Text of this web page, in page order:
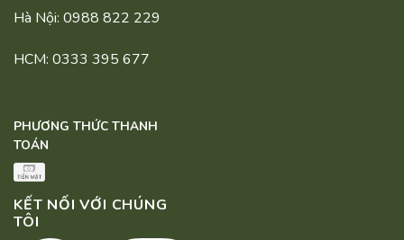
Hà Nội: 0988 822 229
HCM: 0333 395 677
PHƯƠNG THỨC THANH
TOÁN
KẾT NỐI VỚI CHÚNG
TÔI